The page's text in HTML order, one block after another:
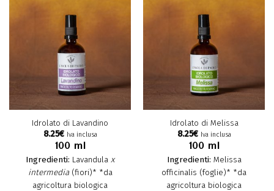
Idrolato di Lavandino
8.25€ Iva inclusa
100 ml
Ingredienti: Lavandula x
intermedia (fiori)* *da
agricoltura biologica
Idrolato di Melissa
8.25€ Iva inclusa
100 ml
Ingredienti: Melissa
officinalis (foglie)* *da
agricoltura biologica